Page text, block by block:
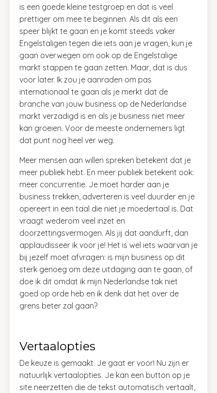
is een goede kleine testgroep en dat is veel
prettiger om mee te beginnen. Als dit als een
speer blijkt te gaan en je komt steeds vaker
Engelstaligen tegen die iets aan je vragen, kun je
gaan overwegen om ook op de Engelstalige
markt stappen te gaan zetten. Maar, dat is dus
voor later. Ik zou je aanraden om pas
internationaal te gaan als je merkt dat de
branche van jouw business op de Nederlandse
markt verzadigd is en als je business niet meer
kan groeien. Voor de meeste ondernemers ligt
dat punt nog heel ver weg.
Meer mensen aan willen spreken betekent dat je
meer publiek hebt. En meer publiek betekent ook:
meer concurrentie. Je moet harder aan je
business trekken, adverteren is veel duurder en je
opereert in een taal die niet je moedertaal is. Dat
vraagt wederom veel inzet en
doorzettingsvermogen. Als jij dat aandurft, dan
applaudisseer ik voor je! Het is wel iets waarvan je
bij jezelf moet afvragen: is mijn business op dit
sterk genoeg om deze uitdaging aan te gaan, of
doe ik dit omdat ik mijn Nederlandse tak niet
goed op orde heb en ik denk dat het over de
grens beter zal gaan?
Vertaalopties
De keuze is gemaakt. Je gaat er voor! Nu zijn er
natuurlijk vertaalopties. Je kan een button op je
site neerzetten die de tekst automatisch vertaalt,